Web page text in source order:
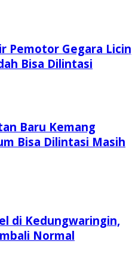
Pemotor Gegara
Bisa Dilintasi
Baru Kemang
Bisa Dilintasi Masih
di Kedungwaringin,
Normal